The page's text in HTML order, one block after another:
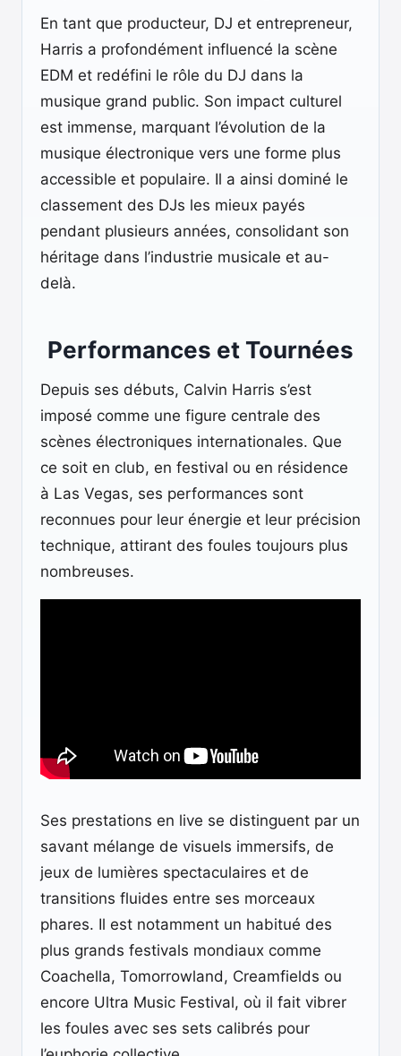
En tant que producteur, DJ et entrepreneur,
Harris a profondément influencé la scène
EDM et redéfini le rôle du DJ dans la
musique grand public. Son impact culturel
est immense, marquant l’évolution de la
musique électronique vers une forme plus
accessible et populaire. Il a ainsi dominé le
classement des DJs les mieux payés
pendant plusieurs années, consolidant son
héritage dans l’industrie musicale et au-
delà.
Performances et Tournées
Depuis ses débuts, Calvin Harris s’est
imposé comme une figure centrale des
scènes électroniques internationales. Que
ce soit en club, en festival ou en résidence
à Las Vegas, ses performances sont
reconnues pour leur énergie et leur précision
technique, attirant des foules toujours plus
nombreuses.
Ses prestations en live se distinguent par un
savant mélange de visuels immersifs, de
jeux de lumières spectaculaires et de
transitions fluides entre ses morceaux
phares. Il est notamment un habitué des
plus grands festivals mondiaux comme
Coachella, Tomorrowland, Creamfields ou
encore Ultra Music Festival, où il fait vibrer
les foules avec ses sets calibrés pour